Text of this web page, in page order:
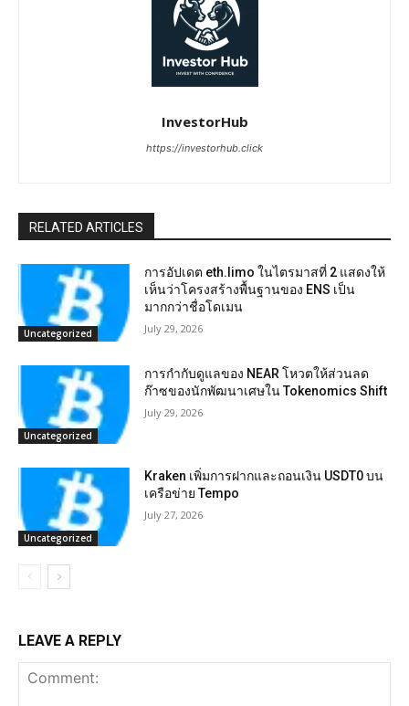
InvestorHub
https://investorhub.click
RELATED ARTICLES
Uncategorized
การอัปเดต eth.limo ในไตรมาสที่ 2 แสดงให้
เห็นว่าโครงสร้างพื้นฐานของ ENS เป็น
มากกว่าชื่อโดเมน
July 29, 2026
Uncategorized
การกำกับดูแลของ NEAR โหวตให้ส่วนลด
ก๊าซของนักพัฒนาเศษใน Tokenomics Shift
July 29, 2026
Uncategorized
Kraken เพิ่มการฝากและถอนเงิน USDT0 บน
เครือข่าย Tempo
July 27, 2026
LEAVE A REPLY